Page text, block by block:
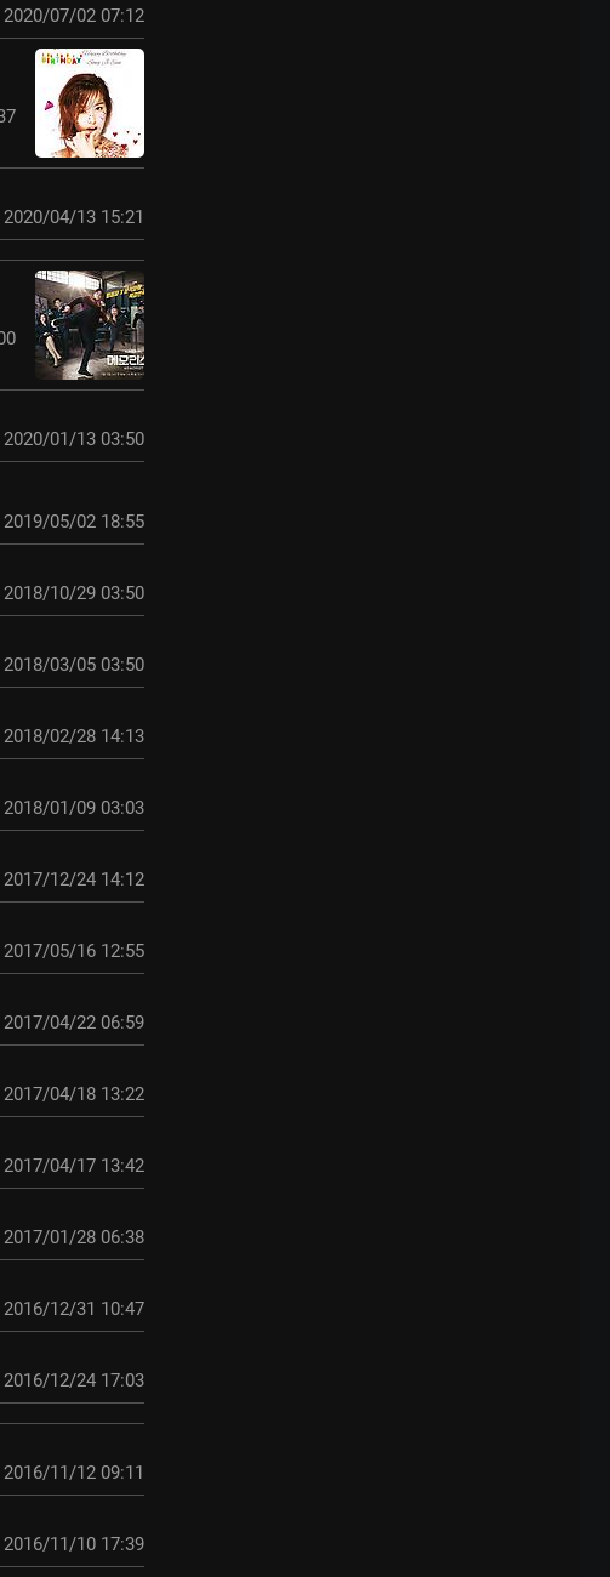
2020/07/02 07:12
2020/04/13 15:21
2020/01/13 03:50
2019/05/02 18:55
2018/10/29 03:50
2018/03/05 03:50
2018/02/28 14:13
2018/01/09 03:03
2017/12/24 14:12
2017/05/16 12:55
2017/04/22 06:59
2017/04/18 13:22
2017/04/17 13:42
2017/01/28 06:38
2016/12/31 10:47
2016/12/24 17:03
2016/11/12 09:11
2016/11/10 17:39